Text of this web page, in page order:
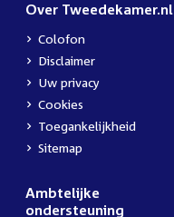
Over Tweedekamer.nl
Colofon
Disclaimer
Uw privacy
Cookies
Toegankelijkheid
Sitemap
Ambtelijke
ondersteuning